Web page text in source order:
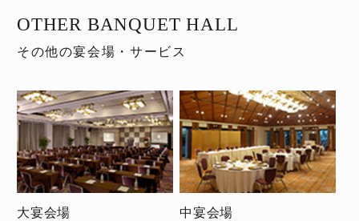
その他の宴会場・サービス
OTHER BANQUET HALL
大宴会場 中宴会場